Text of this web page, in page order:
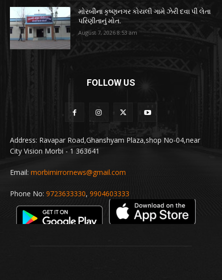
મોરબીના કૃષ્ણનગર કોયલી ગામે ઝેરી દવા પી લેતા
પરિણીતાનું મોત.
August 7, 2026 8:53 am
FOLLOW US
Address: Ravapar Road,Ghanshyam Plaza,shop No-04,near
City Vision Morbi - 1 363641
Email: morbimirrornews@gmail.com
Phone No: 9723633330, 9904603333